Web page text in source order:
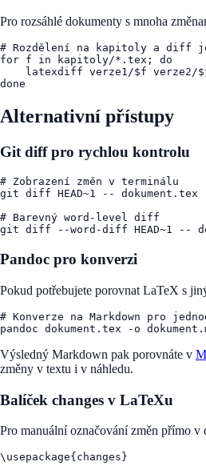
Pro rozsáhlé dokumenty s mnoha
# Rozdělení na kapitoly a diff
for f in kapitoly/*.tex; do
latexdiff verze1/$f verze2/
Alternativní přístupy
Git diff pro rychlou kontrolu
# Zobrazení změn v terminálu
git diff HEAD~1 -- dokument.tex
# Barevný word-level diff
Pandoc pro konverzi
Pokud potřebujete porovnat LaTeX s
# Konverze na Markdown pro
Výsledný Markdown pak porovnáte v
změny v textu i v náhledu.
Balíček changes v LaTeXu
Pro manuální označování změn přímo v
\usepackage{changes}